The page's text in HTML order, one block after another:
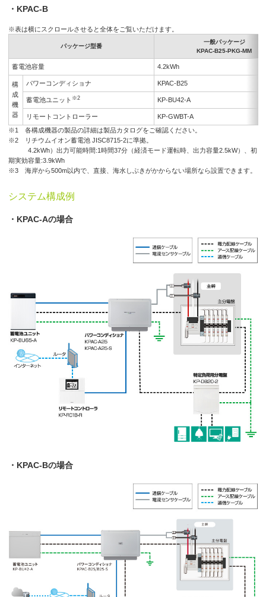
・KPAC-B
※表は横にスクロールさせると全体をご覧いただけます。
パッケージ型番
一般パッケージ
KPAC-B25-PKG-MM
蓄電池容量 4.2kWh
構
成
機
器
パワーコンディショナ KPAC-B25
蓄電池ユニット ※2 KP-BU42-A
リモートコントローラー
KP-GWBT-A
※1 各構成機器の製品の詳細は製品カタログをご確認ください。
※2 リチウムイオン蓄電池 JISC8715-2に準拠。
4.2kWh）出力可能時間:1時間37分（経済モード運転時、出力容量2.5kW）、初
期実効容量:3.9kWh
※3 海岸から500m以内で、直接、海水しぶきがかからない場所なら設置できます。
システム構成例
・KPAC-Aの場合
・KPAC-Bの場合